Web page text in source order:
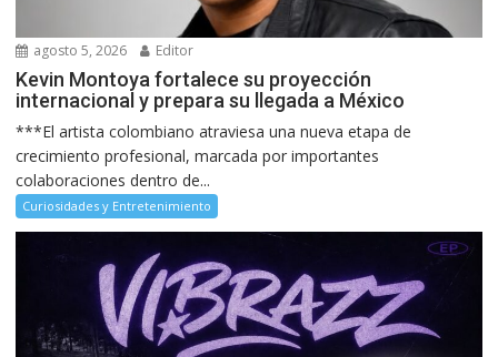
agosto 5, 2026 Editor
Kevin Montoya fortalece su proyección
internacional y prepara su llegada a México
***El artista colombiano atraviesa una nueva etapa de
crecimiento profesional, marcada por importantes
colaboraciones dentro de...
Curiosidades y Entretenimiento